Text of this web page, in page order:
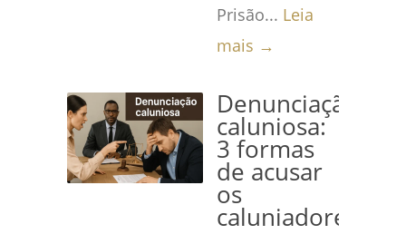
Prisão... Leia
mais →
Denunciação
caluniosa:
3 formas
de acusar
os
caluniadores